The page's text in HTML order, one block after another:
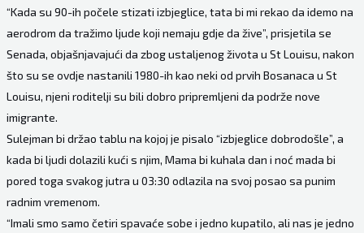
“Kada su 90-ih počele stizati izbjeglice, tata bi mi rekao da idemo na
aerodrom da tražimo ljude koji nemaju gdje da žive”, prisjetila se
Senada, objašnjavajući da zbog ustaljenog života u St Louisu, nakon
što su se ovdje nastanili 1980-ih kao neki od prvih Bosanaca u St
Louisu, njeni roditelji su bili dobro pripremljeni da podrže nove
imigrante.
Sulejman bi držao tablu na kojoj je pisalo “izbjeglice dobrodošle”, a
kada bi ljudi dolazili kući s njim, Mama bi kuhala dan i noć mada bi
pored toga svakog jutra u 03:30 odlazila na svoj posao sa punim
radnim vremenom.
“Imali smo samo četiri spavaće sobe i jedno kupatilo, ali nas je jedno